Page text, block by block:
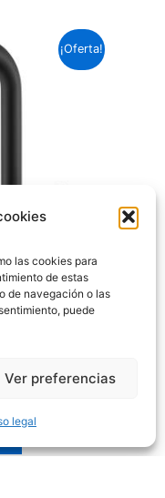
las cookies para
de estas
de navegación o las
puede
Ver preferencias
legal
¡Oferta!